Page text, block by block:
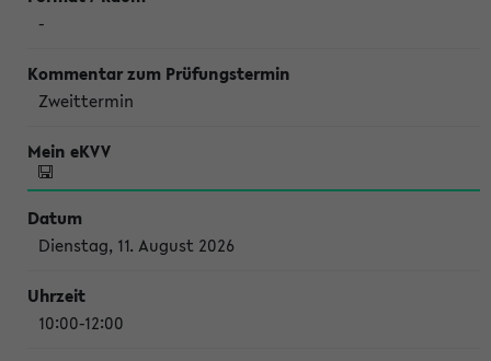
-
Zweittermin
Dienstag, 11. August 2026
10:00-12:00